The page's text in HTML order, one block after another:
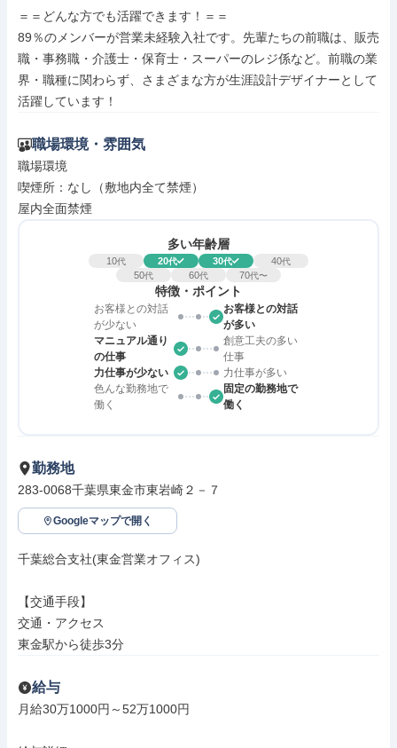
＝＝どんな方でも活躍できます！＝＝
89％のメンバーが営業未経験入社です。先輩たちの前職は、販売
職・事務職・介護士・保育士・スーパーのレジ係など。前職の業
界・職種に関わらず、さまざまな方が生涯設計デザイナーとして
活躍しています！
職場環境・雰囲気
職場環境
喫煙所：なし（敷地内全て禁煙）
屋内全面禁煙
多い年齢層
10代 20代 30代 40代
50代 60代 70代〜
特徴・ポイント
お客様との対話
が少ない
お客様との対話
が多い
マニュアル通り
の仕事
創意工夫の多い
仕事
力仕事が少ない
力仕事が多い
色んな勤務地で
働く
固定の勤務地で
働く
勤務地
283-0068千葉県東金市東岩崎２－７
Googleマップで開く
千葉総合支社(東金営業オフィス)
【交通手段】
交通・アクセス
東金駅から徒歩3分
給与
月給30万1000円～52万1000円